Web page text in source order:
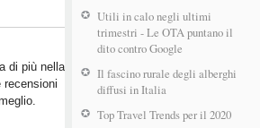
Utili in calo negli ultimi
trimestri - Le OTA puntano il
dito contro Google
Il fascino rurale degli alberghi
diffusi in Italia
Top Travel Trends per il 2020
di più nella
recensioni